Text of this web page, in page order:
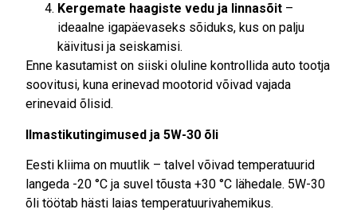
Kergemate haagiste vedu ja linnasõit –
ideaalne igapäevaseks sõiduks, kus on palju
käivitusi ja seiskamisi.
Enne kasutamist on siiski oluline kontrollida auto tootja
soovitusi, kuna erinevad mootorid võivad vajada
erinevaid õlisid.
Ilmastikutingimused ja 5W-30 õli
Eesti kliima on muutlik – talvel võivad temperatuurid
langeda -20 °C ja suvel tõusta +30 °C lähedale. 5W-30
õli töötab hästi laias temperatuurivahemikus.